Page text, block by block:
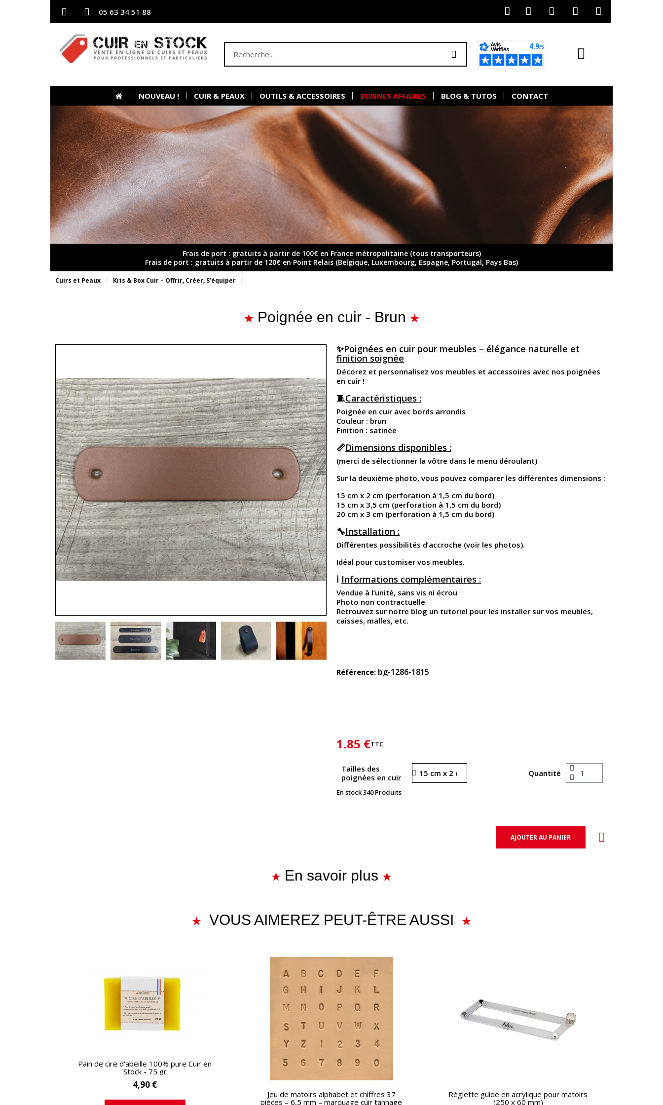
05 63 34 51 88
NOUVEAU ! CUIR & PEAUX OUTILS & ACCESSOIRES BONNES AFFAIRES BLOG & TUTOS CONTACT
Frais de port : gratuits à partir de 100€ en France métropolitaine (tous transporteurs)
Frais de port : gratuits à partir de 120€ en Point Relais (Belgique, Luxembourg, Espagne, Portugal, Pays Bas)
Cuirs et Peaux Kits & Box Cuir – Offrir, Créer, S’équiper
Poignée en cuir - Brun
✨Poignées en cuir pour meubles – élégance naturelle et
finition soignée
Décorez et personnalisez vos meubles et accessoires avec nos poignées
en cuir !
🧵Caractéristiques :
Poignée en cuir avec bords arrondis
Couleur : brun
Finition : satinée
📏Dimensions disponibles :
(merci de sélectionner la vôtre dans le menu déroulant)
Sur la deuxième photo, vous pouvez comparer les différentes dimensions :
15 cm x 2 cm (perforation à 1,5 cm du bord)
15 cm x 3,5 cm (perforation à 1,5 cm du bord)
20 cm x 3 cm (perforation à 1,5 cm du bord)
🔧Installation :
Différentes possibilités d’accroche (voir les photos).
Idéal pour customiser vos meubles.
ℹ️ Informations complémentaires :
Vendue à l’unité, sans vis ni écrou
Photo non contractuelle
Retrouvez sur notre blog un tutoriel pour les installer sur vos meubles,
caisses, malles, etc.
Référence bg-1286-1815
1,85 €TTC
Tailles des
poignées en cuir
Quantité
En stock340 Produits
AJOUTER AU PANIER
En savoir plus
VOUS AIMEREZ PEUT-ÊTRE AUSSI
APERÇU RAPIDE
Pain de cire d'abeille 100% pure Cuir en
Stock - 75 gr
4,90 € APERÇU RAPIDE
Jeu de matoirs alphabet et chiffres 37
pièces – 6,5 mm – marquage cuir tannage
APERÇU RAPIDE
Réglette guide en acrylique pour matoirs
(250 x 60 mm)